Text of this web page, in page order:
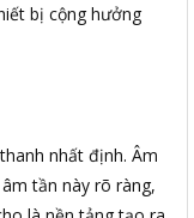
bị cộng hưởng
nhất định. Âm
tần này rõ ràng,